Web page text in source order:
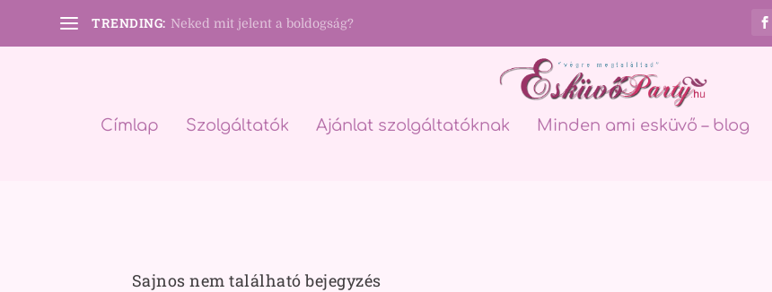
TRENDING: Neked mit jelent a boldogság?
Címlap Szolgáltatók Ajánlat szolgáltatóknak Minden ami esküvő – blog
Sajnos nem található bejegyzés